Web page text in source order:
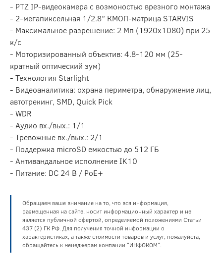
- PTZ IP-видеокамера с возмоностью врезного монтажа
- 2-мегапиксельная 1/2.8” КМОП-матрица STARVIS
- Максимальное разрешение: 2 Мп (1920х1080) при 25
к/с
- Моторизированный объектив: 4.8-120 мм (25-
кратный оптический зум)
- Технология Starlight
- Видеоаналитика: охрана периметра, обнаружение лиц,
автотрекинг, SMD, Quick Pick
- WDR
- Аудио вх./вых.: 1/1
- Тревожные вх./вых.: 2/1
- Поддержка microSD емкостью до 512 ГБ
- Антивандальное исполнение IK10
- Питание: DC 24 В / PoE+
Обращаем ваше внимание на то, что вся информация,
размещенная на сайте, носит информационный характер и не
является публичной офертой, определяемой положениями Статьи
437 (2) ГК РФ. Для получения точной информации о
характеристиках, а также стоимости товаров и услуг, пожалуйста,
обращайтесь к менеджерам компании "ИНФОКОМ".